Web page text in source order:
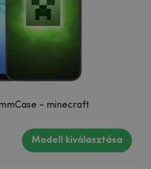
- minecraft
Modell kiválasztása